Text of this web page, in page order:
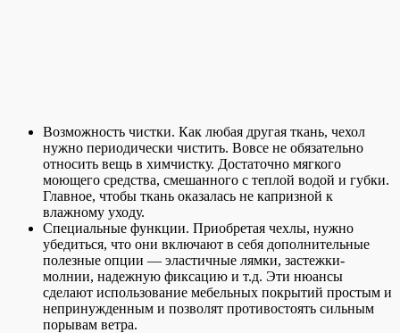
Возможность чистки. Как любая другая ткань, чехол
нужно периодически чистить. Вовсе не обязательно
относить вещь в химчистку. Достаточно мягкого
моющего средства, смешанного с теплой водой и губки.
Главное, чтобы ткань оказалась не капризной к
влажному уходу.
Специальные функции. Приобретая чехлы, нужно
убедиться, что они включают в себя дополнительные
полезные опции — эластичные лямки, застежки-
молнии, надежную фиксацию и т.д. Эти нюансы
сделают использование мебельных покрытий простым и
непринужденным и позволят противостоять сильным
порывам ветра.